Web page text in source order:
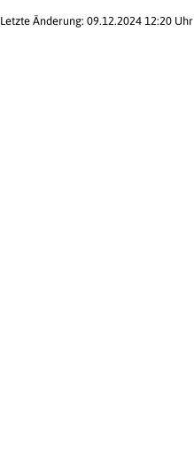
Letzte Änderung: 09.12.2024 12:20 Uhr